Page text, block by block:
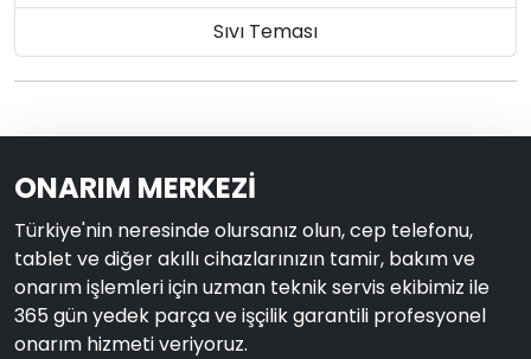
Sıvı Teması
ONARIM MERKEZİ
Türkiye'nin neresinde olursanız olun, cep telefonu,
tablet ve diğer akıllı cihazlarınızın tamir, bakım ve
onarım işlemleri için uzman teknik servis ekibimiz ile
365 gün yedek parça ve işçilik garantili profesyonel
onarım hizmeti veriyoruz.